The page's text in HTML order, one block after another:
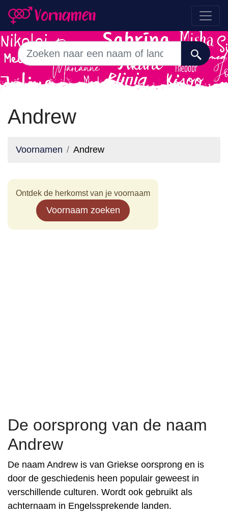
Andrew
Voornamen Andrew
Ontdek de herkomst van je voornaam
Voornaam zoeken
De oorsprong van de naam
Andrew
De naam Andrew is van Griekse oorsprong en is
door de geschiedenis heen populair geweest in
verschillende culturen. Wordt ook gebruikt als
achternaam in Engelssprekende landen.